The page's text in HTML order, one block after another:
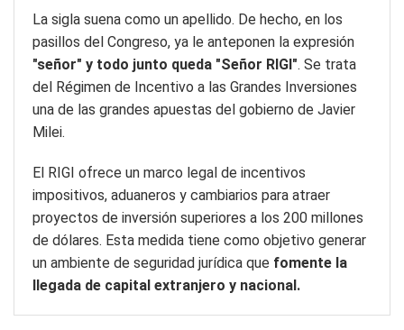
La sigla suena como un apellido. De hecho, en los
pasillos del Congreso, ya le anteponen la expresión
"señor" y todo junto queda "Señor RIGI". Se trata
del Régimen de Incentivo a las Grandes Inversiones
una de las grandes apuestas del gobierno de Javier
Milei.
El RIGI ofrece un marco legal de incentivos
impositivos, aduaneros y cambiarios para atraer
proyectos de inversión superiores a los 200 millones
de dólares. Esta medida tiene como objetivo generar
un ambiente de seguridad jurídica que fomente la
llegada de capital extranjero y nacional.